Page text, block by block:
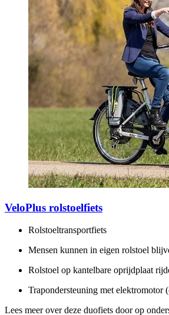
VeloPlus rolstoelfiets
Rolstoeltransportfiets
Mensen kunnen in eigen rolstoel
Rolstoel op kantelbare oprijdplaat
Trapondersteuning met elektromotor
Lees meer over deze duofiets door op